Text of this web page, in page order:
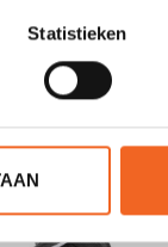
Statistieken